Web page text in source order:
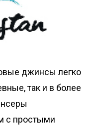
джинсы легко
так и в более
с простыми